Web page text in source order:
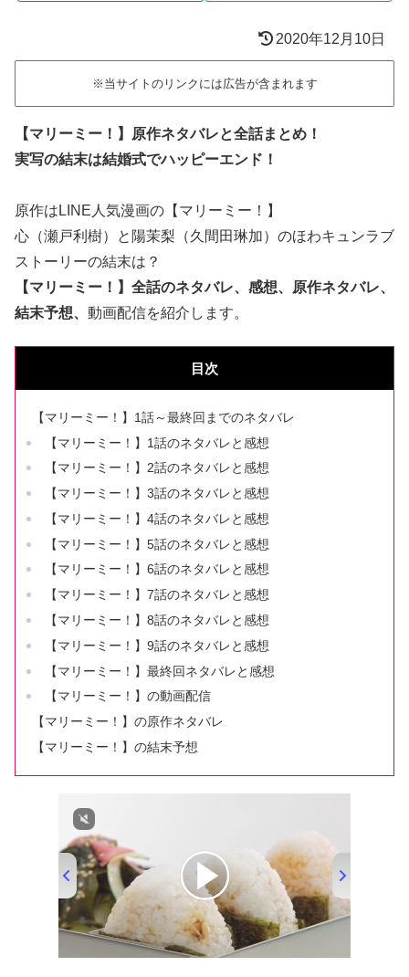
2020年12月10日
※当サイトのリンクには広告が含まれます
【マリーミー！】原作ネタバレと全話まとめ！
実写の結末は結婚式でハッピーエンド！
原作はLINE人気漫画の【マリーミー！】
心（瀬戸利樹）と陽茉梨（久間田琳加）のほわキュンラブ
ストーリーの結末は？
【マリーミー！】全話のネタバレ、感想、原作ネタバレ、
結末予想、 動画配信を紹介します。
目次
【マリーミー！】1話～最終回までのネタバレ
【マリーミー！】1話のネタバレと感想
【マリーミー！】2話のネタバレと感想
【マリーミー！】3話のネタバレと感想
【マリーミー！】4話のネタバレと感想
【マリーミー！】5話のネタバレと感想
【マリーミー！】6話のネタバレと感想
【マリーミー！】7話のネタバレと感想
【マリーミー！】8話のネタバレと感想
【マリーミー！】9話のネタバレと感想
【マリーミー！】最終回ネタバレと感想
【マリーミー！】の動画配信
【マリーミー！】の原作ネタバレ
【マリーミー！】の結末予想
00:00/01:33